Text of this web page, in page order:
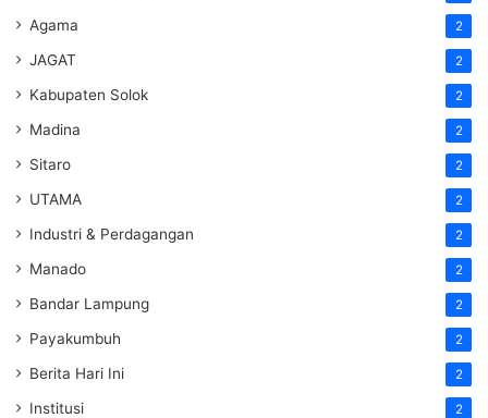
Agama 2
JAGAT 2
Kabupaten Solok 2
Madina 2
Sitaro 2
UTAMA 2
Industri & Perdagangan 2
Manado 2
Bandar Lampung 2
Payakumbuh 2
Berita Hari Ini 2
Institusi 2